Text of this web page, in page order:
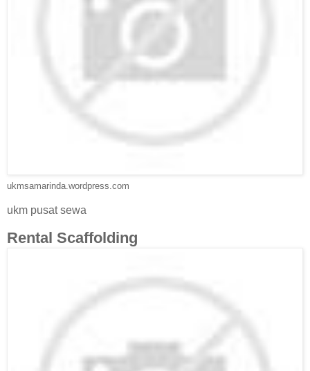
ukmsamarinda.wordpress.com
ukm pusat sewa
Rental Scaffolding